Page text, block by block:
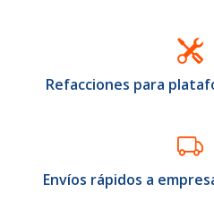
Refacciones para
Envíos rápidos a